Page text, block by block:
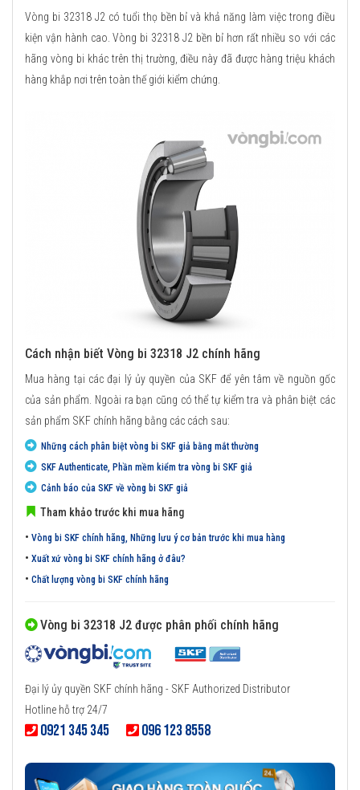
Vòng bi 32318 J2 có tuổi thọ bền bỉ và khả năng làm việc trong điều
kiện vận hành cao. Vòng bi 32318 J2 bền bỉ hơn rất nhiều so với các
hãng vòng bi khác trên thị trường, điều này đã được hàng triệu khách
hàng khắp nơi trên toàn thế giới kiểm chứng.
Cách nhận biết Vòng bi 32318 J2 chính hãng
Mua hàng tại các đại lý ủy quyền của SKF để yên tâm về nguồn gốc
của sản phẩm. Ngoài ra bạn cũng có thể tự kiểm tra và phân biệt các
sản phẩm SKF chính hãng bằng các cách sau:
Những cách phân biệt vòng bi SKF giả bằng mắt thường
SKF Authenticate, Phần mềm kiểm tra vòng bi SKF giả
Cảnh báo của SKF về vòng bi SKF giả
Tham khảo trước khi mua hãng
• Vòng bi SKF chính hãng, Những lưu ý cơ bản trước khi mua hàng
• Xuất xứ vòng bi SKF chính hãng ở đâu?
• Chất lượng vòng bi SKF chính hãng
Vòng bi 32318 J2 được phân phối chính hãng
Đại lý ủy quyền SKF chính hãng - SKF Authorized Distributor
Hotline hỗ trợ 24/7
0921 345 345 096 123 8558